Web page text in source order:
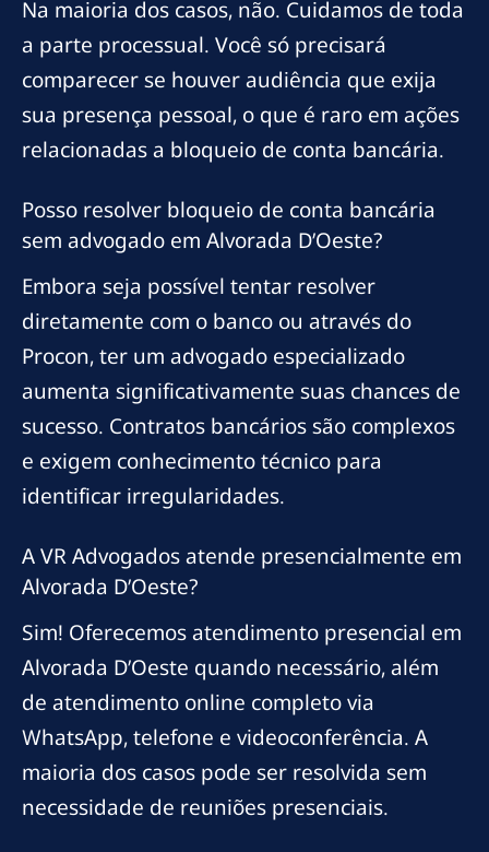
Na maioria dos casos, não. Cuidamos de toda
a parte processual. Você só precisará
comparecer se houver audiência que exija
sua presença pessoal, o que é raro em ações
relacionadas a bloqueio de conta bancária.
Posso resolver bloqueio de conta bancária
sem advogado em Alvorada D’Oeste?
Embora seja possível tentar resolver
diretamente com o banco ou através do
Procon, ter um advogado especializado
aumenta significativamente suas chances de
sucesso. Contratos bancários são complexos
e exigem conhecimento técnico para
identificar irregularidades.
A VR Advogados atende presencialmente em
Alvorada D’Oeste?
Sim! Oferecemos atendimento presencial em
Alvorada D’Oeste quando necessário, além
de atendimento online completo via
WhatsApp, telefone e videoconferência. A
maioria dos casos pode ser resolvida sem
necessidade de reuniões presenciais.